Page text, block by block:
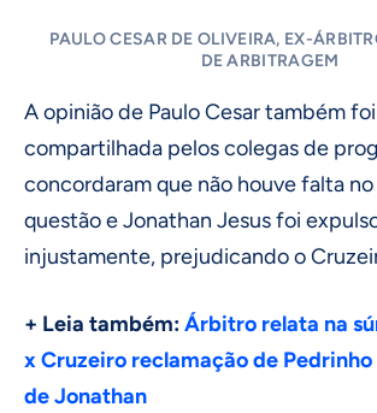
PAULO CESAR DE OLIVEIRA, EX-
DE ARBITRAGEM
A opinião de Paulo Cesar também foi
compartilhada pelos colegas de
concordaram que não houve falta
questão e Jonathan Jesus foi
injustamente, prejudicando o
+ Leia também:Árbitro relata na
x Cruzeiro reclamação de
de Jonathan